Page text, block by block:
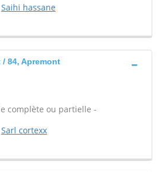
Saihi hassane
84, Apremont
complète ou partielle -
Sarl cortexx